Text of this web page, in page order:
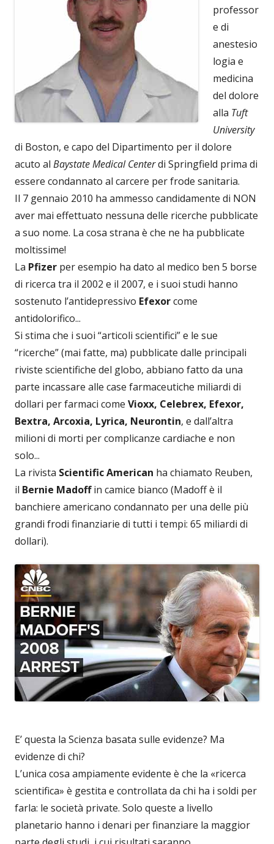
professor
e di
anestesio
logia e
medicina
del dolore
alla Tuft
University
di Boston, e capo del Dipartimento per il dolore
acuto al Baystate Medical Centerdi Springfield prima di
essere condannato al carcere per frode sanitaria.
Il 7 gennaio 2010 ha ammesso candidamente di NON
aver mai effettuato nessuna delle ricerche pubblicate
a suo nome. La cosa strana è che ne ha pubblicate
moltissime!
La Pfizer per esempio ha dato al medico ben 5 borse
di ricerca tra il 2002 e il 2007, e i suoi studi hanno
sostenuto l’antidepressivo Efexorcome
antidolorifico...
Si stima che i suoi “articoli scientifici” e le sue
“ricerche” (mai fatte, ma) pubblicate dalle principali
riviste scientifiche del globo, abbiano fatto da una
parte incassare alle case farmaceutiche miliardi di
dollari per farmaci come Vioxx, Celebrex, Efexor,
Bextra, Arcoxia, Lyrica, Neurontin, e dall’altra
milioni di morti per complicanze cardiache e non
solo...
La rivista Scientific American ha chiamato Reuben,
il Bernie Madoffin camice bianco (Madoff è il
banchiere americano condannato per una delle più
grandi frodi finanziarie di tutti i tempi: 65 miliardi di
dollari).
E’ questa la Scienza basata sulle evidenze? Ma
evidenze di chi?
L’unica cosa ampiamente evidente è che la «ricerca
scientifica» è gestita e controllata da chi ha i soldi per
farla: le società private. Solo queste a livello
planetario hanno i denari per finanziare la maggior